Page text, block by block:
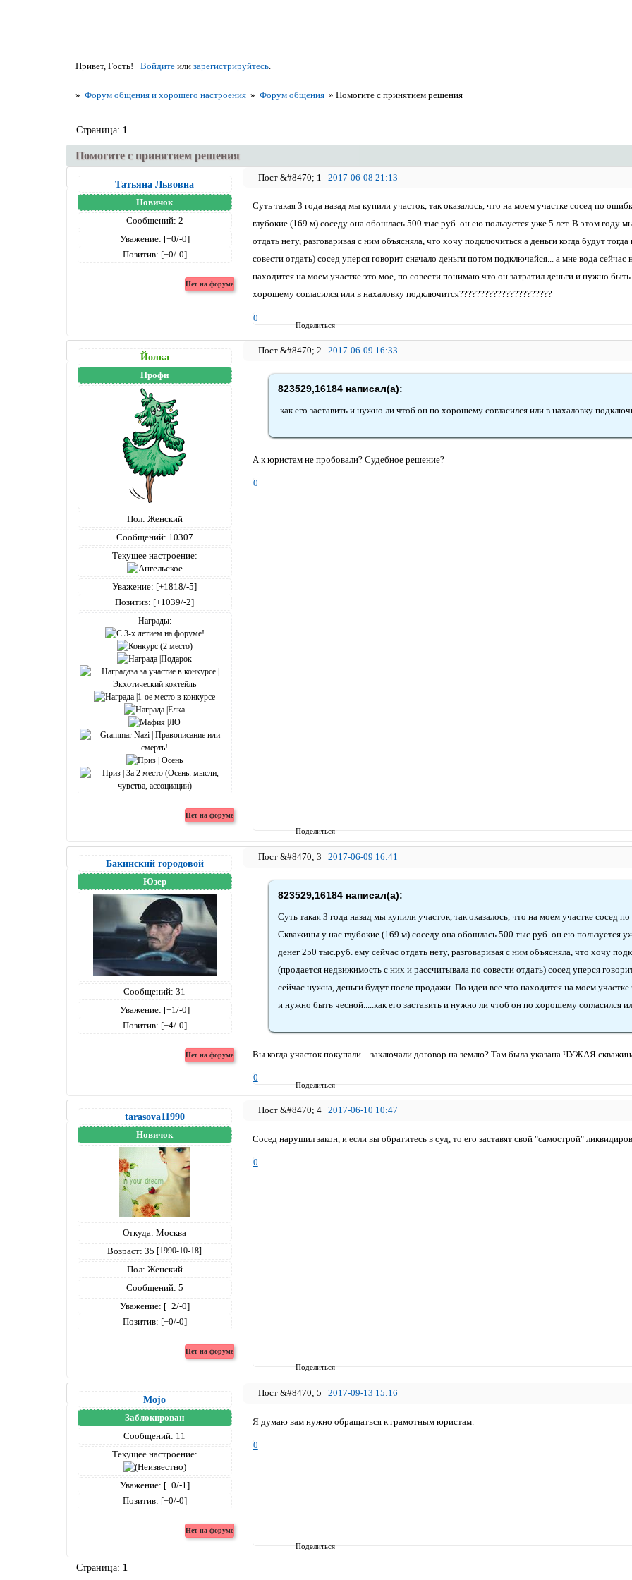
Привет, Гость! Войдитеили зарегистрируйтесь.
» Форум общения и хорошего настроения » Форум общения »Помогите с принятием решения
Помогите с принятием решения
Страница: 1
Поделиться
1 2017-06-08 21:13
Татьяна Львовна
Новичок
Сообщений: 2
Уважение: [+0/-0]
Позитив: [+0/-0]
Суть такая 3 года назад мы купили участок, так оказалось, что на моем участке сосед по
глубокие (169 м) соседу она обошлась 500 тыс руб. он ею пользуется уже 5 лет. В этом году
отдать нету, разговаривая с ним объясняла, что хочу подключиться а деньги когда будут
совести отдать) сосед уперся говорит сначало деньги потом подключайся... а мне вода
находится на моем участке это мое, по совести понимаю что он затратил деньги и нужно
хорошему согласился или в нахаловку подключится??????????????????????
0
Поделиться
2 2017-06-09 16:33
Йолка
Профи
Пол: Женский
Сообщений: 10307
Текущее настроение:
Уважение: [+1818/-5]
Позитив: [+1039/-2]
Награды:
823529,16184 написал(а):
.как его заставить и нужно ли чтоб он по хорошему согласился или в нахаловку
А к юристам не пробовали? Судебное решение?
0
Поделиться
3 2017-06-09 16:41
Бакинский городовой
Юзер
Сообщений: 31
Уважение: [+1/-0]
Позитив: [+4/-0]
823529,16184 написал(а):
Суть такая 3 года назад мы купили участок, так оказалось, что на моем участке сосед
Скважины у нас глубокие (169 м) соседу она обошлась 500 тыс руб. он ею пользуется
денег 250 тыс.руб. ему сейчас отдать нету, разговаривая с ним объясняла, что хочу
(продается недвижимость с них и рассчитывала по совести отдать) сосед уперся
сейчас нужна, деньги будут после продажи. По идеи все что находится на моем
и нужно быть чесной.....как его заставить и нужно ли чтоб он по хорошему согласился
Вы когда участок покупали - заключали договор на землю? Там была указана ЧУЖАЯ
0
Поделиться
4 2017-06-10 10:47
tarasova11990
Новичок
Откуда: Москва
Возраст: 35 [1990-10-18]
Пол: Женский
Сообщений: 5
Уважение: [+2/-0]
Позитив: [+0/-0]
Сосед нарушил закон, и если вы обратитесь в суд, то его заставят свой "самострой"
0
Поделиться
5 2017-09-13 15:16
Mojo
Заблокирован
Сообщений: 11
Текущее настроение:
Уважение: [+0/-1]
Позитив: [+0/-0]
Я думаю вам нужно обращаться к грамотным юристам.
0
Страница: 1